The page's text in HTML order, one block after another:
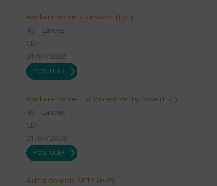
Auxiliaire de vie - Samadet (H/F)
40 - Landes
CDI
31/07/2026
POSTULER
Auxiliaire de vie - St Vincent de Tyrosse (H/F)
40 - Landes
CDI
31/07/2026
POSTULER
Aide à domicile SETE (H/F)